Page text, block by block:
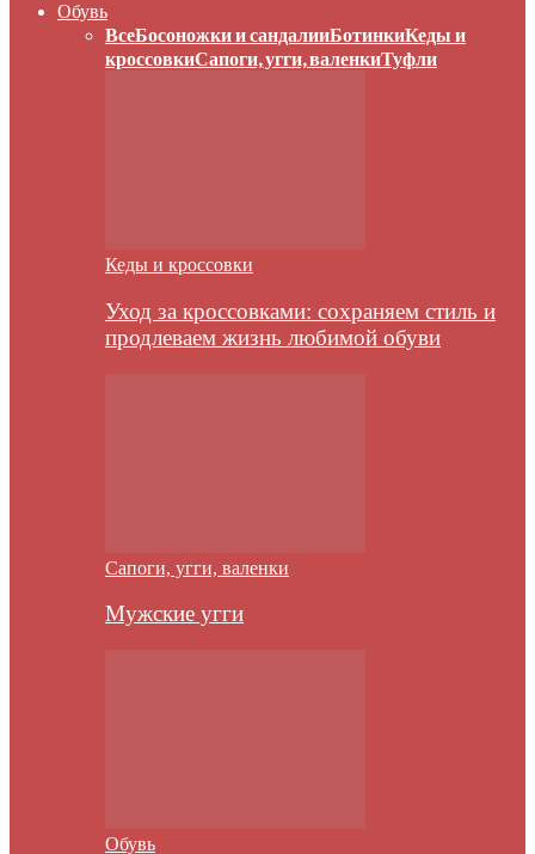
Обувь
ВсеБосоножки и сандалииБотинкиКеды и
кроссовкиСапоги, угги, валенкиТуфли
Кеды и кроссовки
Уход за кроссовками: сохраняем стиль и
продлеваем жизнь любимой обуви
Сапоги, угги, валенки
Мужские угги
Обувь